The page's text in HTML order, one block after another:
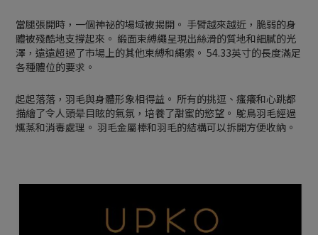
當腿張開時，一個神祕的場域被揭開。 手臂越來越近，脆弱的身
體被殘酷地支撐起來。 緞面束縛繩呈現出絲滑的質地和細膩的光
澤，遠遠超過了市場上的其他束縛和繩索。 54.33英寸的長度滿足
各種體位的要求。
起起落落，羽毛與身體形象相得益。 所有的挑逗、瘙癢和心跳都
描繪了令人頭晕目眩的氣氛，培養了甜蜜的慾望。 鴕鳥羽毛經過
燻蒸和消毒處理。 羽毛金屬棒和羽毛的結構可以拆開方便收納。